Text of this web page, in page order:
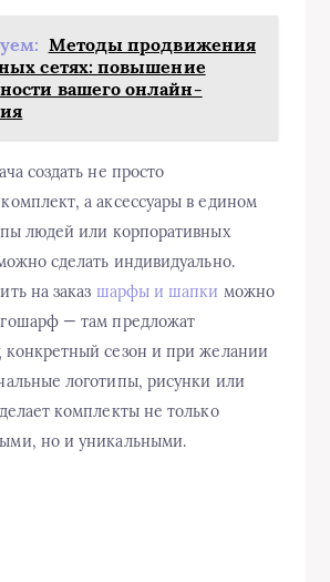
Методы продвижения
сетях: повышение
вашего онлайн-
создать не просто
а аксессуары в едином
людей или корпоративных
сделать индивидуально.
на заказ шарфы и шапки можно
— там предложат
конкретный сезон и при желании
логотипы, рисунки или
комплекты не только
но и уникальными.